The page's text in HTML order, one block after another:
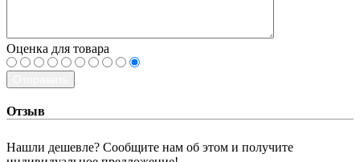
Оценка для товара
Отзыв
Нашли дешевле? Сообщите нам об этом и получите